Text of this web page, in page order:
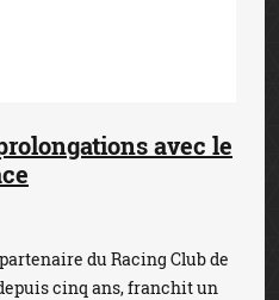
avec le
du Racing Club de
cinq ans, franchit un